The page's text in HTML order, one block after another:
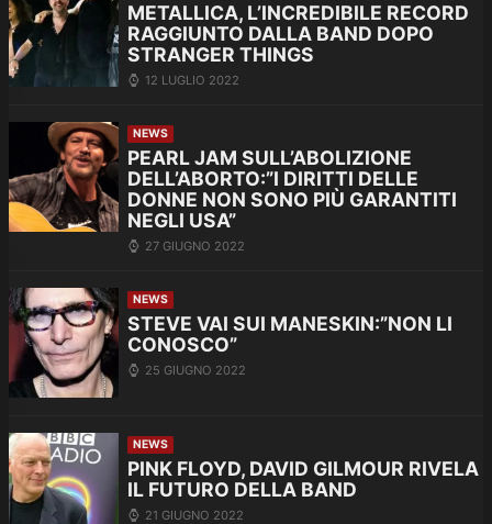
METALLICA, L’INCREDIBILE RECORD
RAGGIUNTO DALLA BAND DOPO
STRANGER THINGS
12 LUGLIO 2022
NEWS
PEARL JAM SULL’ABOLIZIONE
DELL’ABORTO:”I DIRITTI DELLE
DONNE NON SONO PIÙ GARANTITI
NEGLI USA”
27 GIUGNO 2022
NEWS
STEVE VAI SUI MANESKIN:”NON LI
CONOSCO”
25 GIUGNO 2022
NEWS
PINK FLOYD, DAVID GILMOUR RIVELA
IL FUTURO DELLA BAND
21 GIUGNO 2022